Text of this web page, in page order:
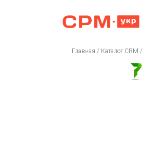
Главная / Каталог CRM /